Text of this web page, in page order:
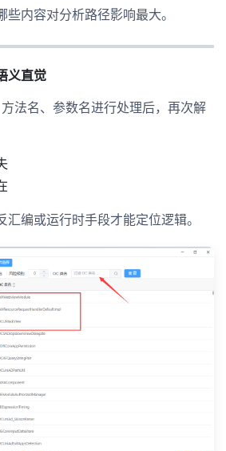
内容对分析路径影响最大。
义直觉
法名、参数名进行处理后，再次解
编或运行时手段才能定位逻辑。